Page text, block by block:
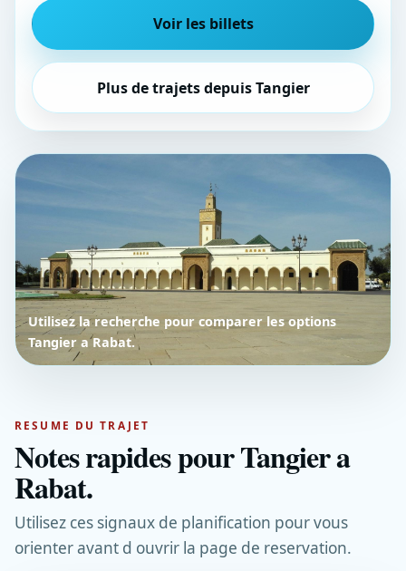
Voir les billets
Plus de trajets depuis Tangier
Utilisez la recherche pour comparer les options
Tangier a Rabat.
RESUME DU TRAJET
Notes rapides pour Tangier a
Rabat.
Utilisez ces signaux de planification pour vous
orienter avant d ouvrir la page de reservation.